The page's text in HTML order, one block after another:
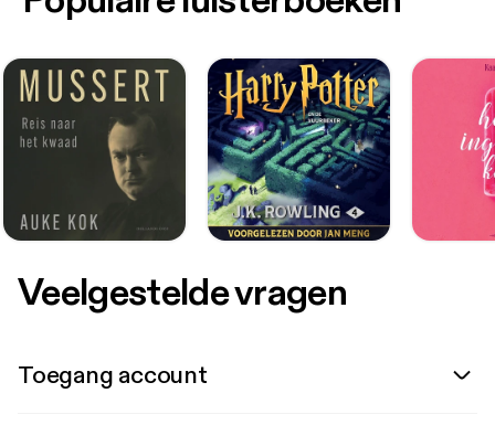
Veelgestelde vragen
Toegang account